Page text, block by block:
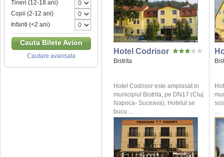
Tineri (12-18 ani)
Copii (2-12 ani)
Infanti (<2 ani)
Cauta Bilete Avion
Cautare avansata
Hotel Codrisor
Bistrita
Hotel Codrisor este amplasat in
municipiul Bistrita, pe DN17 (Cluj
Napoca- Suceava). Hotelul se
bucu ...
...